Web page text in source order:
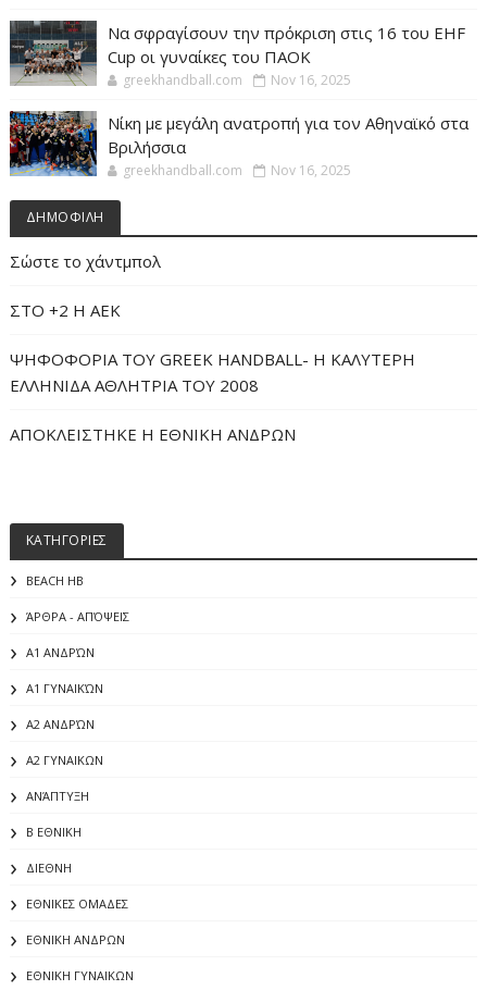
Να σφραγίσουν την πρόκριση στις 16 του EHF
Cup οι γυναίκες του ΠΑΟΚ
greekhandball.com Nov 16, 2025
Νίκη με μεγάλη ανατροπή για τον Αθηναϊκό στα
Βριλήσσια
greekhandball.com Nov 16, 2025
ΔΗΜΟΦΙΛΗ
Σώστε το χάντμπολ
ΣΤΟ +2 Η ΑΕΚ
ΨΗΦΟΦΟΡΙΑ ΤΟΥ GREEK HANDBALL- H ΚΑΛΥΤΕΡΗ
ΕΛΛΗΝΙΔΑ ΑΘΛΗΤΡΙΑ ΤΟΥ 2008
ΑΠΟΚΛΕΙΣΤΗΚΕ Η ΕΘΝΙΚΗ ΑΝΔΡΩΝ
ΚΑΤΗΓΟΡΙΕΣ
BEACH HB
ΆΡΘΡΑ - ΑΠΌΨΕΙΣ
Α1 ΑΝΔΡΏΝ
Α1 ΓΥΝΑΙΚΏΝ
Α2 ΑΝΔΡΏΝ
Α2 ΓΥΝΑΙΚΩΝ
ΑΝΆΠΤΥΞΗ
Β ΕΘΝΙΚΗ
ΔΙΕΘΝΗ
ΕΘΝΙΚΕΣ ΟΜΑΔΕΣ
ΕΘΝΙΚΗ ΑΝΔΡΩΝ
ΕΘΝΙΚΗ ΓΥΝΑΙΚΩΝ